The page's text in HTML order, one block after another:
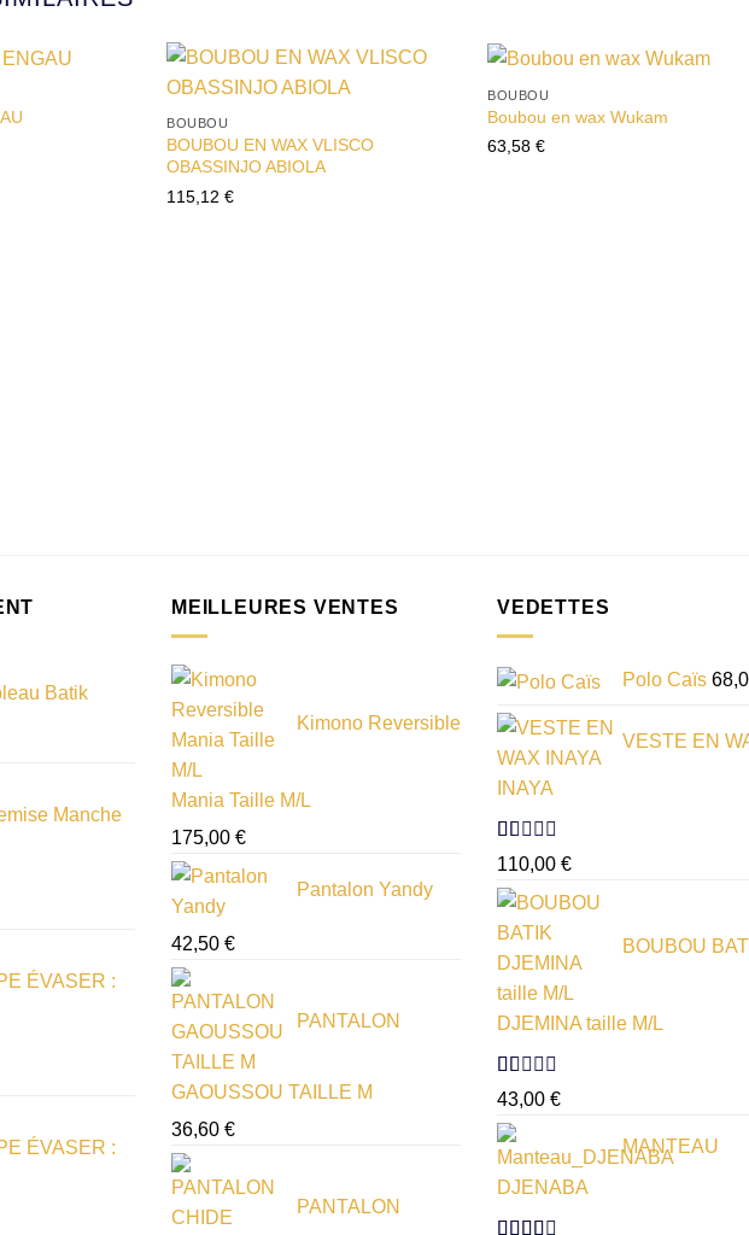
BOUBOU
BOUBOU EN WAX VLISCO
OBASSINJO ABIOLA
115,12€
BOUBOU
Boubou en wax Wukam
63,58€
Batik
Manche
ÉVASER :
ÉVASER :
MEILLEURES VENTES
Kimono Reversible
Mania Taille M/L
175,00 €
Pantalon Yandy
42,50 €
PANTALON
GAOUSSOU TAILLE M
36,60 €
PANTALON
VEDETTES
Polo Caïs
VESTE EN
INAYA
Note
1.00
sur
110,00 €
BOUBOU
DJEMINA taille M/L
Note
1.00
sur
5
43,00 €
MANTEAU
DJENABA